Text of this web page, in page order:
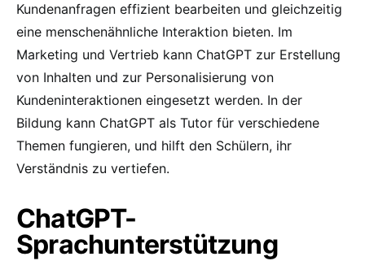
Kundenanfragen effizient bearbeiten und gleichzeitig
eine menschenähnliche Interaktion bieten. Im
Marketing und Vertrieb kann ChatGPT zur Erstellung
von Inhalten und zur Personalisierung von
Kundeninteraktionen eingesetzt werden. In der
Bildung kann ChatGPT als Tutor für verschiedene
Themen fungieren, und hilft den Schülern, ihr
Verständnis zu vertiefen.
ChatGPT-
Sprachunterstützung